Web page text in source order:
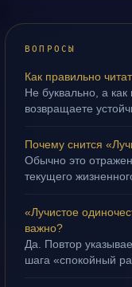
ВОПРОСЫ
Как правильно
Не буквально, а
возвращаете
Почему снится
Обычно это
текущего
«Лучистое
важно?
Да. Повтор
шага «спокойный